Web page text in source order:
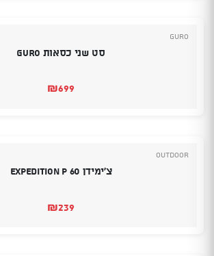
Guro
סט שני כסאות GURO
₪699
Outdoor
צ’ימידן Expedition P 60
₪239